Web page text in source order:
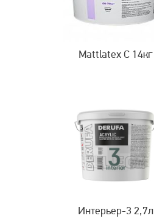
Mattlatex C 14кг
Интерьер-3 2,7л